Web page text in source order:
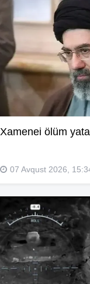
Xamenei ölüm
07 Avqust 2026,